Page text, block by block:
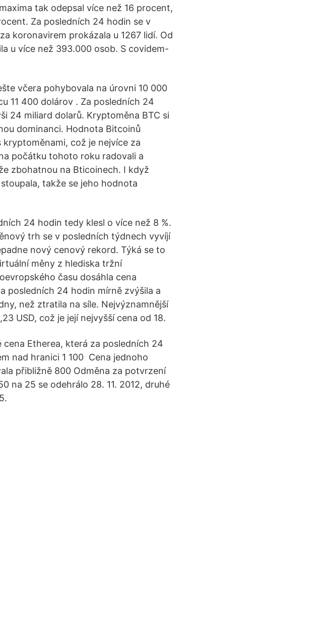
tak odepsal více než 16 procent,
Za posledních 24 hodin se v
koronavirem prokázala u 1267 lidí. Od
u více než 393.000 osob. S covidem-
včera pohybovala na úrovni 10 000
11 400 dolárov . Za posledních 24
24 miliard dolarů. Kryptoměna BTC si
dominanci. Hodnota Bitcoinů
což je nejvíce za
počátku tohoto roku radovali a
zbohatnou na Bticoinech. I když
takže se jeho hodnota
24 hodin tedy klesl o více než 8 %.
trh se v posledních týdnech vyvíjí
nový cenový rekord. Týká se to
měny z hlediska tržní
času dosáhla cena
posledních 24 hodin mírně zvýšila a
než ztratila na síle. Nejvýznamnější
USD, což je její nejvyšší cena od 18.
Etherea, která za posledních 24
nad hranici 1 100 Cena jednoho
přibližně 800 Odměna za potvrzení
na 25 se odehrálo 28. 11. 2012, druhé